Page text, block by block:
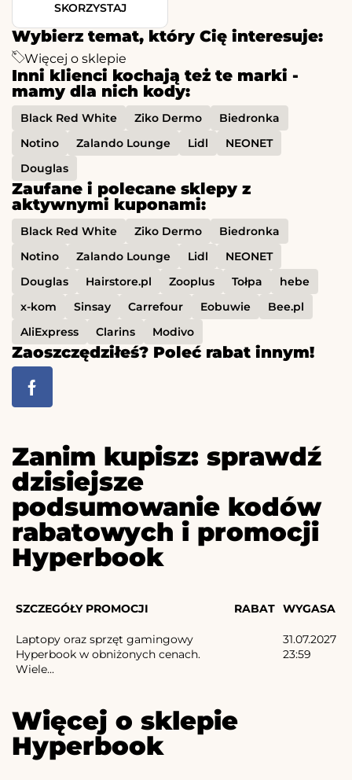
Wybierz temat, który Cię interesuje:
Więcej o sklepie
Inni klienci kochają też te marki -
mamy dla nich kody:
Black Red White Ziko Dermo
Biedronka
Notino
Zalando Lounge Lidl
NEONET
Douglas
Zaufane i polecane sklepy z
aktywnymi kuponami:
Black Red White Ziko Dermo
Biedronka
Notino
Zalando Lounge Lidl
NEONET
Douglas
Hairstore.pl Zooplus Tołpa
hebe
x-kom
Sinsay Carrefour Eobuwie
Bee.pl
AliExpress
Clarins Modivo
Zaoszczędziłeś? Poleć rabat innym!
SKORZYSTAJ
Zanim kupisz: sprawdź
dzisiejsze
podsumowanie kodów
rabatowych i promocji
Hyperbook
SZCZEGÓŁY PROMOCJI RABAT WYGASA
Laptopy oraz sprzęt gamingowy
Hyperbook w obniżonych cenach.
Wiele...
31.07.2027
23:59
Więcej o sklepie
Hyperbook